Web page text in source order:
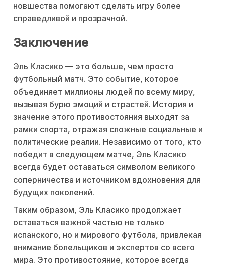
новшества помогают сделать игру более
справедливой и прозрачной.
Заключение
Эль Класико — это больше, чем просто
футбольный матч. Это событие, которое
объединяет миллионы людей по всему миру,
вызывая бурю эмоций и страстей. История и
значение этого противостояния выходят за
рамки спорта, отражая сложные социальные и
политические реалии. Независимо от того, кто
победит в следующем матче, Эль Класико
всегда будет оставаться символом великого
соперничества и источником вдохновения для
будущих поколений.
Таким образом, Эль Класико продолжает
оставаться важной частью не только
испанского, но и мирового футбола, привлекая
внимание болельщиков и экспертов со всего
мира. Это противостояние, которое всегда